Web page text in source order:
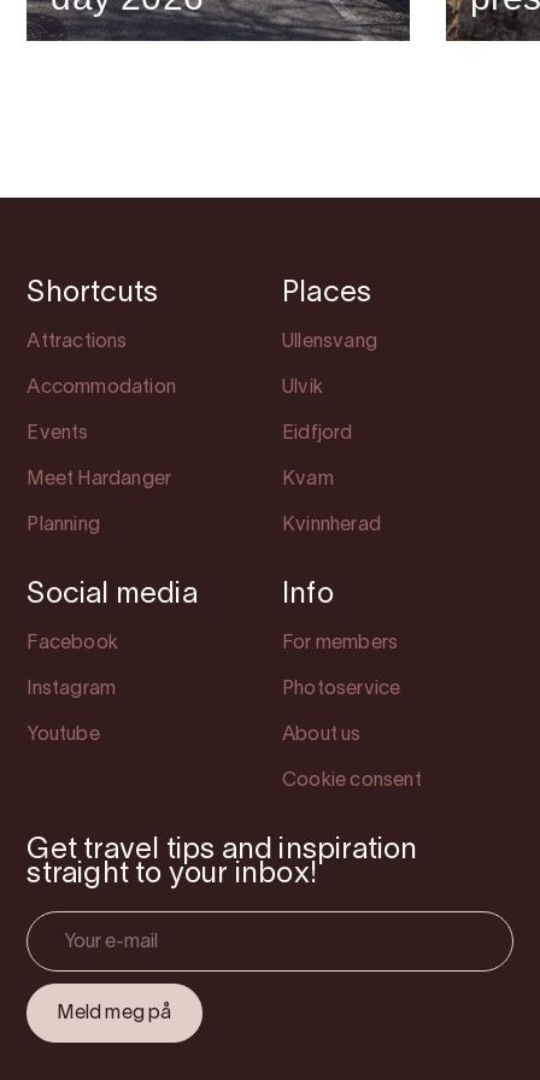
Shortcuts
Attractions
Accommodation
Events
Meet Hardanger
Planning
Places
Ullensvang
Ulvik
Eidfjord
Kvam
Kvinnherad
Social media
Facebook
Instagram
Youtube
Info
For members
Photoservice
About us
Cookie consent
Get travel tips and inspiration
straight to your inbox!